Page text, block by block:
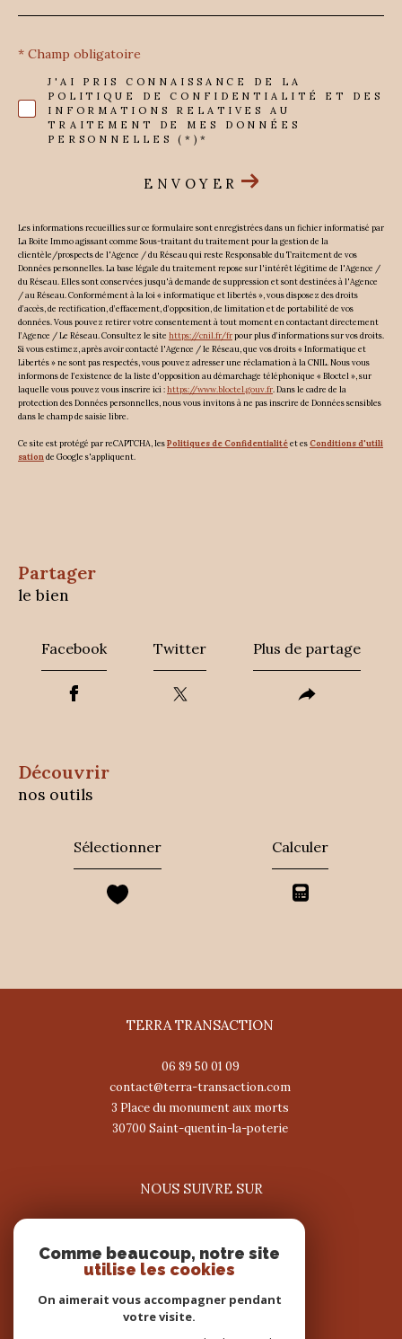
J'AI PRIS CONNAISSANCE DE LA
POLITIQUE DE CONFIDENTIALITÉ ET DES
INFORMATIONS RELATIVES AU
TRAITEMENT DE MES DONNÉES
PERSONNELLES (*)*
* Champ obligatoire
ENVOYER
Les informations recueillies sur ce formulaire sont enregistrées dans un fichier informatisé par
La Boite Immo agissant comme Sous-traitant du traitement pour la gestion de la
clientèle/prospects de l'Agence / du Réseau qui reste Responsable du Traitement de vos
Données personnelles. La base légale du traitement repose sur l'intérêt légitime de l'Agence /
du Réseau. Elles sont conservées jusqu'à demande de suppression et sont destinées à l'Agence
/ au Réseau. Conformément à la loi « informatique et libertés », vous disposez des droits
d’accès, de rectification, d’effacement, d’opposition, de limitation et de portabilité de vos
données. Vous pouvez retirer votre consentement à tout moment en contactant directement
l’Agence / Le Réseau. Consultez le site https://cnil.fr/frpour plus d’informations sur vos droits.
Si vous estimez, après avoir contacté l'Agence / le Réseau, que vos droits « Informatique et
Libertés » ne sont pas respectés, vous pouvez adresser une réclamation à la CNIL. Nous vous
informons de l’existence de la liste d'opposition au démarchage téléphonique « Bloctel », sur
laquelle vous pouvez vous inscrire ici :https://www.bloctel.gouv.fr . Dans le cadre de la
protection des Données personnelles, nous vous invitons à ne pas inscrire de Données sensibles
dans le champ de saisie libre.
Ce site est protégé par reCAPTCHA, lesPolitiques de Confidentialitéet esConditions d'utili
sation de Google s'appliquent.
partager
le bien
Facebook Twitter Plus de partage
découvrir
nos outils
Sélectionner Calculer
TERRA TRANSACTION
06 89 50 01 09
contact@terra-transaction.com
3 Place du monument aux morts
30700
saint-quentin-la-poterie
NOUS SUIVRE SUR
ADHÉRENTS
Comme beaucoup, notre site
utilise les cookies
On aimerait vous accompagner pendant
votre visite.